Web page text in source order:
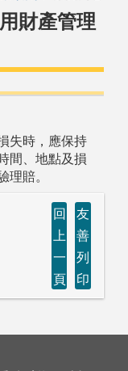
財產管理
失時，應保持
間、地點及損
賠。
回
上
一
頁
友
善
列
印